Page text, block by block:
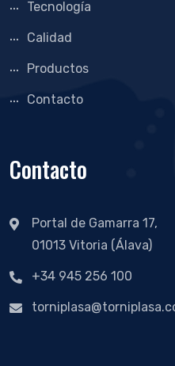
Tecnología
Calidad
Productos
Contacto
Contacto
Portal de Gamarra 17,
01013 Vitoria (Álava)
+34 945 256 100